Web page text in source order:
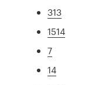
313
1514
7
14